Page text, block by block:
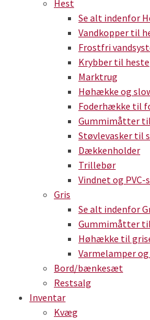
Hest
Se alt indenfor
Vandkopper til
Frostfri
Krybber til heste
Marktrug
Høhække og
Foderhække til
Gummimåtter
Støvlevasker til
Dækkenholder
Trillebør
Vindnet og
Gris
Se alt indenfor
Gummimåtter
Høhække til
Varmelamper
Bord/bænkesæt
Restsalg
Inventar
Kvæg